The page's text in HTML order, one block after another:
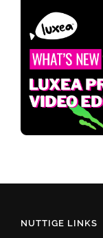
NUTTIGE LINKS